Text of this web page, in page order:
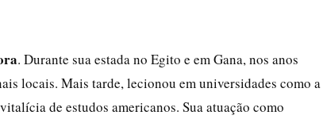
. Durante sua estada no Egito e em Gana, nos anos
locais. Mais tarde, lecionou em universidades como a
de estudos americanos. Sua atuação como